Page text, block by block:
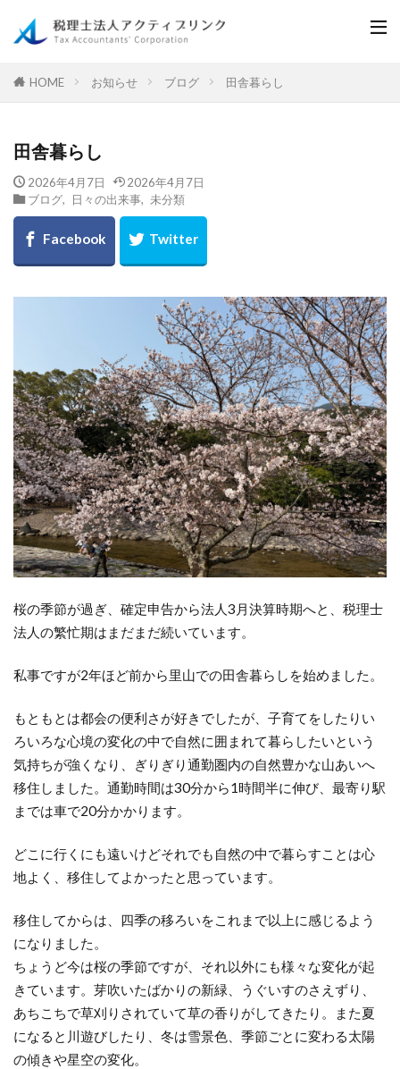
HOME お知らせ ブログ 田舎暮らし
田舎暮らし
2026年4月7日
2026年4月7日
ブログ, 日々の出来事, 未分類
桜の季節が過ぎ、確定申告から法人3月決算時期へと、税理士
法人の繁忙期はまだまだ続いています。
私事ですが2年ほど前から里山での田舎暮らしを始めました。
もともとは都会の便利さが好きでしたが、子育てをしたりい
ろいろな心境の変化の中で自然に囲まれて暮らしたいという
気持ちが強くなり、ぎりぎり通勤圏内の自然豊かな山あいへ
移住しました。通勤時間は30分から1時間半に伸び、最寄り駅
までは車で20分かかります。
どこに行くにも遠いけどそれでも自然の中で暮らすことは心
地よく、移住してよかったと思っています。
移住してからは、四季の移ろいをこれまで以上に感じるよう
になりました。
ちょうど今は桜の季節ですが、それ以外にも様々な変化が起
きています。芽吹いたばかりの新緑、うぐいすのさえずり、
あちこちで草刈りされていて草の香りがしてきたり。また夏
になると川遊びしたり、冬は雪景色、季節ごとに変わる太陽
の傾きや星空の変化。